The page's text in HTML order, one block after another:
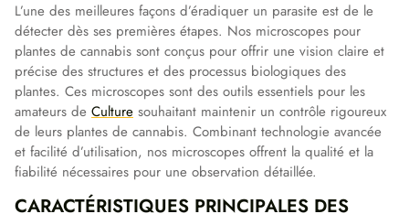
L’une des meilleures façons d’éradiquer un parasite est de le
détecter dès ses premières étapes. Nos microscopes pour
plantes de cannabis sont conçus pour offrir une vision claire et
précise des structures et des processus biologiques des
plantes. Ces microscopes sont des outils essentiels pour les
amateurs de Culture souhaitant maintenir un contrôle rigoureux
de leurs plantes de cannabis. Combinant technologie avancée
et facilité d’utilisation, nos microscopes offrent la qualité et la
fiabilité nécessaires pour une observation détaillée.
CARACTÉRISTIQUES PRINCIPALES DES